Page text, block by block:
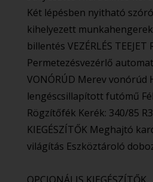
Két lépésben nyitható
kihelyezett
billentés VEZÉRLÉS TEEJET
Permetezésvezérlő
VONÓRÚD Merev vonórúd
lengéscsillapított futómű
Rögzítőfék Kerék: 340/85
KIEGÉSZÍTŐK Meghajtó
világítás Eszköztároló